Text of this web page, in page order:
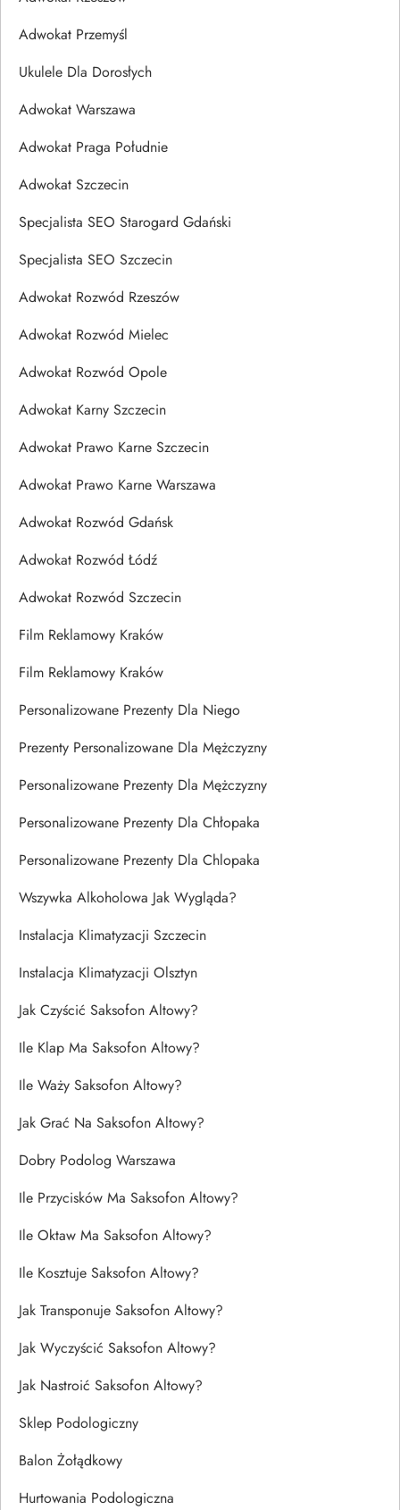
Adwokat Przemyśl
Ukulele Dla Dorosłych
Adwokat Warszawa
Adwokat Praga Południe
Adwokat Szczecin
Specjalista SEO Starogard Gdański
Specjalista SEO Szczecin
Adwokat Rozwód Rzeszów
Adwokat Rozwód Mielec
Adwokat Rozwód Opole
Adwokat Karny Szczecin
Adwokat Prawo Karne Szczecin
Adwokat Prawo Karne Warszawa
Adwokat Rozwód Gdańsk
Adwokat Rozwód Łódź
Adwokat Rozwód Szczecin
Film Reklamowy Kraków
Film Reklamowy Kraków
Personalizowane Prezenty Dla Niego
Prezenty Personalizowane Dla Mężczyzny
Personalizowane Prezenty Dla Mężczyzny
Personalizowane Prezenty Dla Chłopaka
Personalizowane Prezenty Dla Chlopaka
Wszywka Alkoholowa Jak Wygląda?
Instalacja Klimatyzacji Szczecin
Instalacja Klimatyzacji Olsztyn
Jak Czyścić Saksofon Altowy?
Ile Klap Ma Saksofon Altowy?
Ile Waży Saksofon Altowy?
Jak Grać Na Saksofon Altowy?
Dobry Podolog Warszawa
Ile Przycisków Ma Saksofon Altowy?
Ile Oktaw Ma Saksofon Altowy?
Ile Kosztuje Saksofon Altowy?
Jak Transponuje Saksofon Altowy?
Jak Wyczyścić Saksofon Altowy?
Jak Nastroić Saksofon Altowy?
Sklep Podologiczny
Balon Żołądkowy
Hurtowania Podologiczna